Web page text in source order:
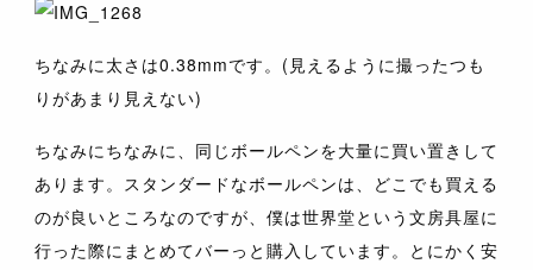
ちなみに太さは0.38mmです。(見えるように撮ったつも
りがあまり見えない)
ちなみにちなみに、同じボールペンを大量に買い置きして
あります。スタンダードなボールペンは、どこでも買える
のが良いところなのですが、僕は世界堂という文房具屋に
行った際にまとめてバーっと購入しています。とにかく安